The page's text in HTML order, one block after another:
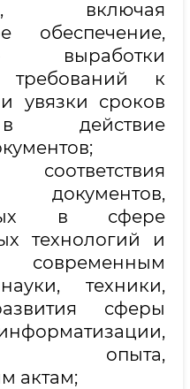
включая
обеспечение,
требований к
увязки сроков
действие
документов,
в сфере
технологий и
современным
техники,
сферы
опыта,
актам;